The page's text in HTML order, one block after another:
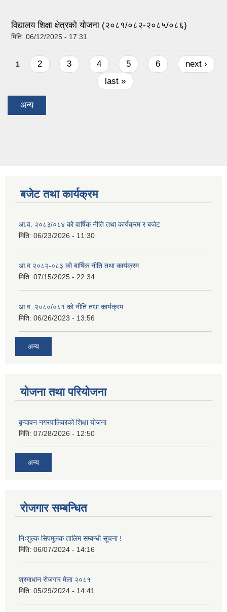
विद्यालय शिक्षा क्षेत्रको योजना (२०८१/०८२-२०८५/०८६)
मिति: 06/12/2025 - 17:31
Pages
1 2 3 4 5 6
next ›
last »
अन्य
बजेट तथा कार्यक्रम
आ.व. २०८३/०८४ को वार्षिक नीति तथा कार्यक्रम र बजेट
मिति: 06/23/2026 - 11:30
आ.व २०८२-०८३ को बार्षिक नीति तथा कार्यक्रम
मिति: 07/15/2025 - 22:34
आ.व. २०८०/०८१ को नीति तथा कार्यक्रम
मिति: 06/26/2023 - 13:56
अन्य
योजना तथा परियोजना
बृन्दावन नगरपालिकाको शिक्षा योजना
मिति: 07/28/2026 - 12:50
अन्य
रोजगार सम्बन्धित
निःशुल्क सिपमुलक तालिम सम्बन्धी सूचना !
मिति: 06/07/2024 - 14:16
श्रमाधान रोजगार मेला २०८१
मिति: 05/29/2024 - 14:41